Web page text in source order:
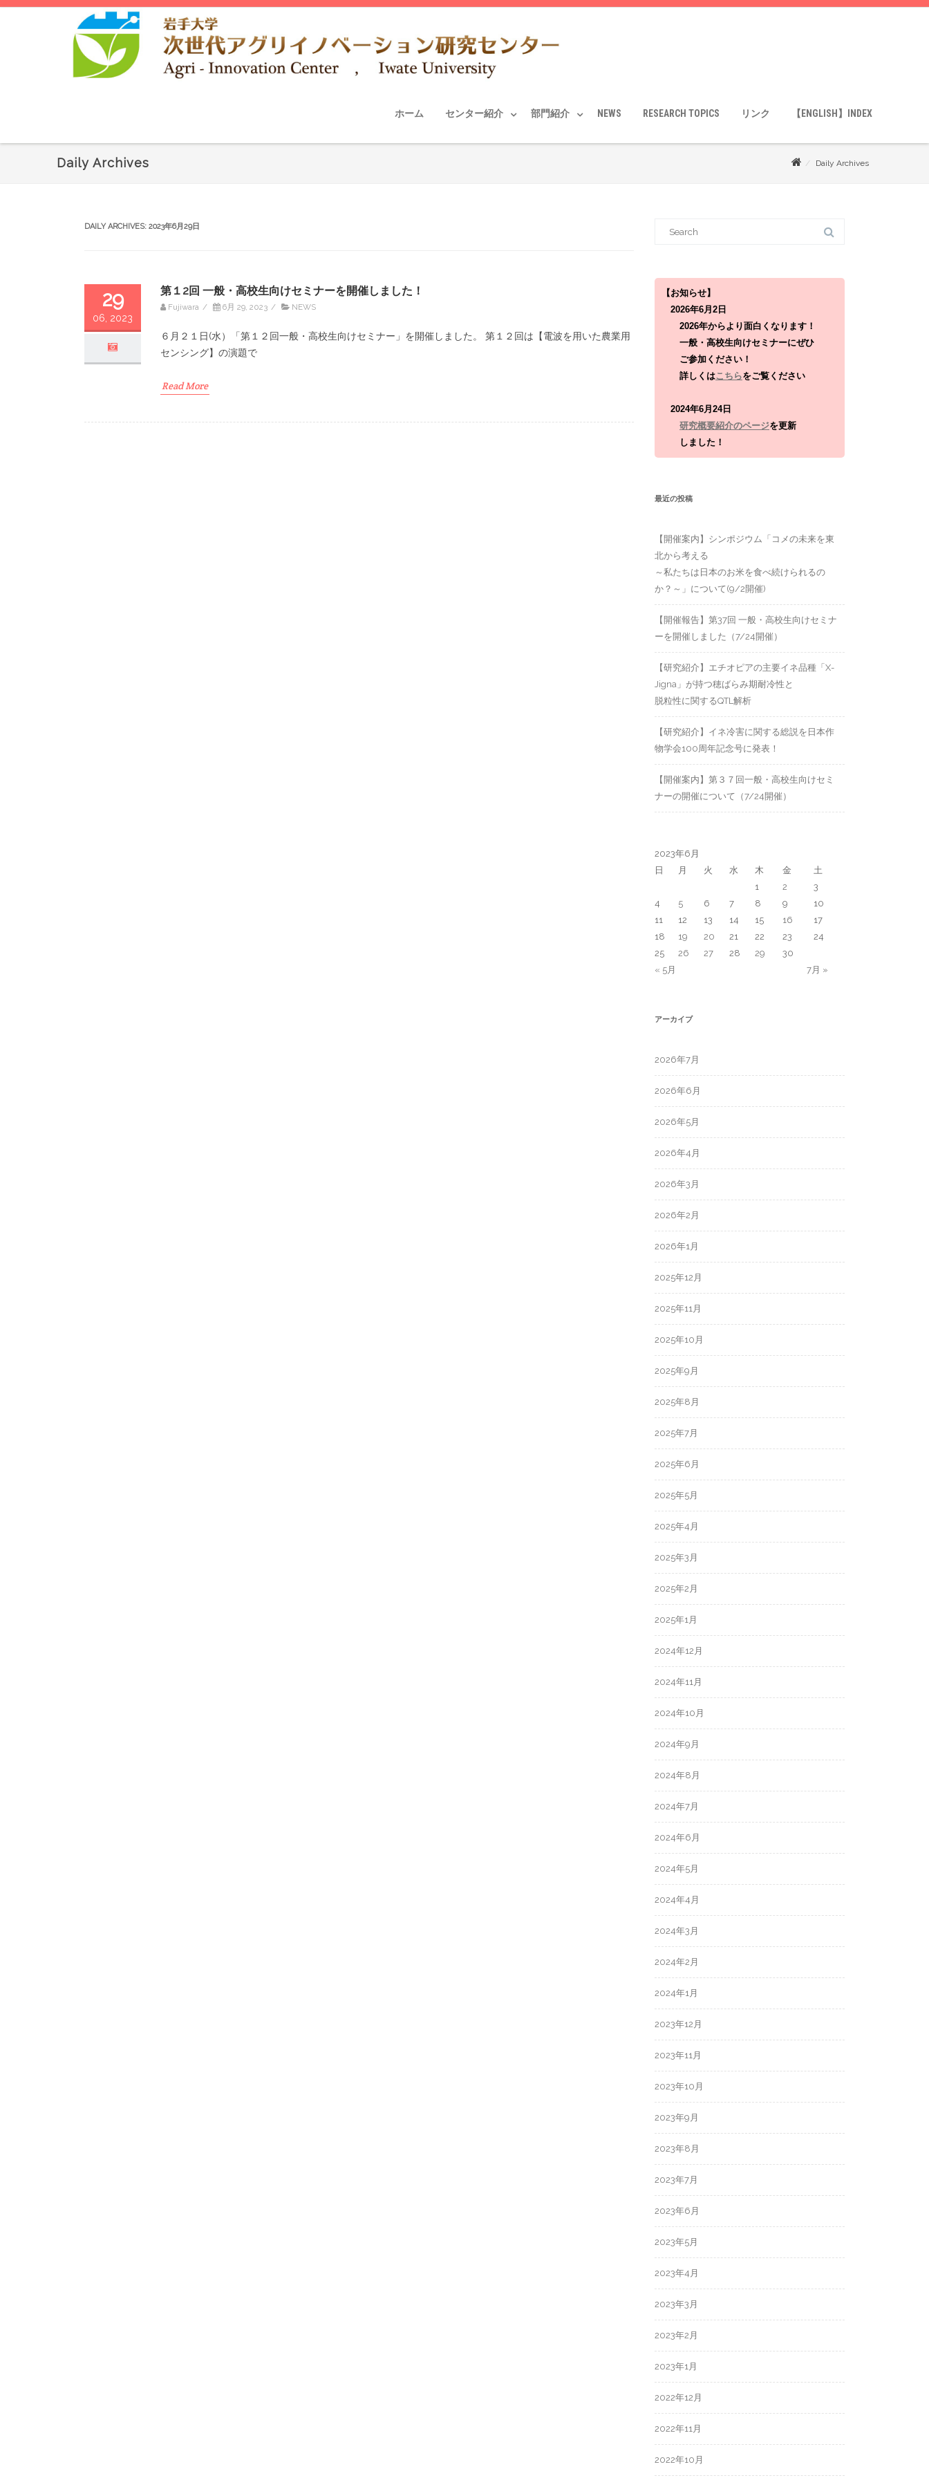
ホーム センター紹介 部門紹介 NEWS RESEARCH TOPICS リンク 【ENGLISH】INDEX
Daily Archives Daily Archives
DAILY ARCHIVES: 2023年6月29日
29
06, 2023
第１2回 一般・高校生向けセミナーを開催しました！
Fujiwara / 6月 29, 2023 / NEWS
６月２１日(水）「第１２回一般・高校生向けセミナー」を開催しました。 第１２回は【電波を用いた農業用
センシング】の演題で
Read More
f
【お知らせ】
2026年6月2日
2026年からより面白くなります！
一般・高校生向けセミナーにぜひ
ご参加ください！
詳しくはこちらをご覧ください
2024年6月24日
研究概要紹介のページを更新
しました！
最近の投稿
【開催案内】シンポジウム「コメの未来を東
北から考える
～私たちは日本のお米を食べ続けられるの
か？～」について(9/2開催)
【開催報告】第37回 一般・高校生向けセミナ
ーを開催しました（7/24開催）
【研究紹介】エチオピアの主要イネ品種「X-
Jigna」が持つ穂ばらみ期耐冷性と
脱粒性に関するQTL解析
【研究紹介】イネ冷害に関する総説を日本作
物学会100周年記念号に発表！
【開催案内】第３７回一般・高校生向けセミ
ナーの開催について（7/24開催）
2023年6月
日
月 火 水 木 金 土
« 5月 7月 »
1 2
3
4
5 6 7 8 9
10
11
12 13 14 15 16
17
18
19 20 21 22 23
24
25
26 27 28 29 30
アーカイブ
2026年7月
2026年6月
2026年5月
2026年4月
2026年3月
2026年2月
2026年1月
2025年12月
2025年11月
2025年10月
2025年9月
2025年8月
2025年7月
2025年6月
2025年5月
2025年4月
2025年3月
2025年2月
2025年1月
2024年12月
2024年11月
2024年10月
2024年9月
2024年8月
2024年7月
2024年6月
2024年5月
2024年4月
2024年3月
2024年2月
2024年1月
2023年12月
2023年11月
2023年10月
2023年9月
2023年8月
2023年7月
2023年6月
2023年5月
2023年4月
2023年3月
2023年2月
2023年1月
2022年12月
2022年11月
2022年10月